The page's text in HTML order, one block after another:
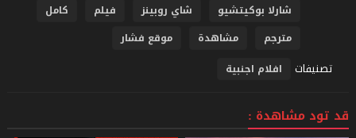
شارلا بوكيتشيو
شاي روبينز فيلم
كامل
مترجم
مشاهدة موقع فشار
تصنيفات افلام اجنبية
قد تود مشاهدة :